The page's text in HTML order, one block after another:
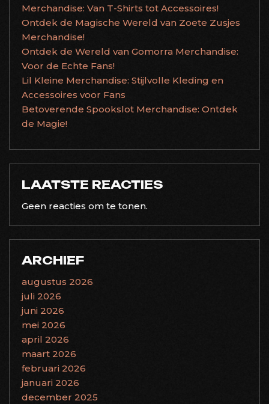
Merchandise: Van T-Shirts tot Accessoires!
Ontdek de Magische Wereld van Zoete Zusjes
Merchandise!
Ontdek de Wereld van Gomorra Merchandise:
Voor de Echte Fans!
Lil Kleine Merchandise: Stijlvolle Kleding en
Accessoires voor Fans
Betoverende Spookslot Merchandise: Ontdek
de Magie!
LAATSTE REACTIES
Geen reacties om te tonen.
ARCHIEF
augustus 2026
juli 2026
juni 2026
mei 2026
april 2026
maart 2026
februari 2026
januari 2026
december 2025